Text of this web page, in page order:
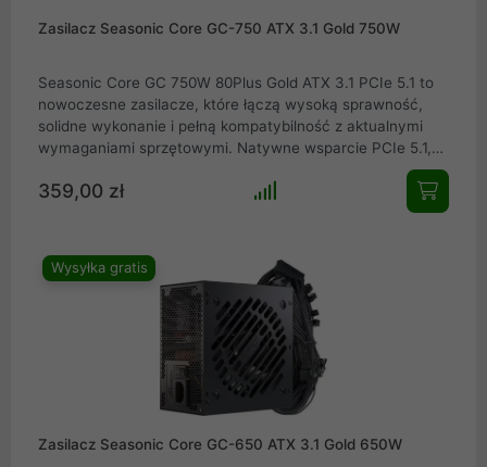
Zasilacz Seasonic Core GC-750 ATX 3.1 Gold 750W
Seasonic Core GC 750W 80Plus Gold ATX 3.1 PCIe 5.1 to
nowoczesne zasilacze, które łączą wysoką sprawność,
solidne wykonanie i pełną kompatybilność z aktualnymi
wymaganiami sprzętowymi. Natywne wsparcie PCIe 5.1,
okablowanie czynią z nich bezpieczny i przyszłościowy
wybór dla użytkowników, którzy oczekują stabilności i
359,00 zł
Wysyłka gratis
Zasilacz Seasonic Core GC-650 ATX 3.1 Gold 650W